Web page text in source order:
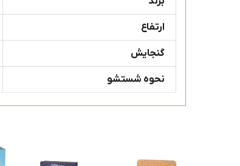
ارتفاع
گنجایش
نحوه شستشو